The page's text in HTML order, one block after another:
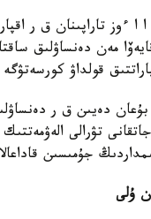
ا ءوز تاراپىنان ق ر
مەن دەنساۋلىق
قولداۋ
بۇعان دەيىن ق ر
تۋرالى
جۇمىسىن
ۇلى